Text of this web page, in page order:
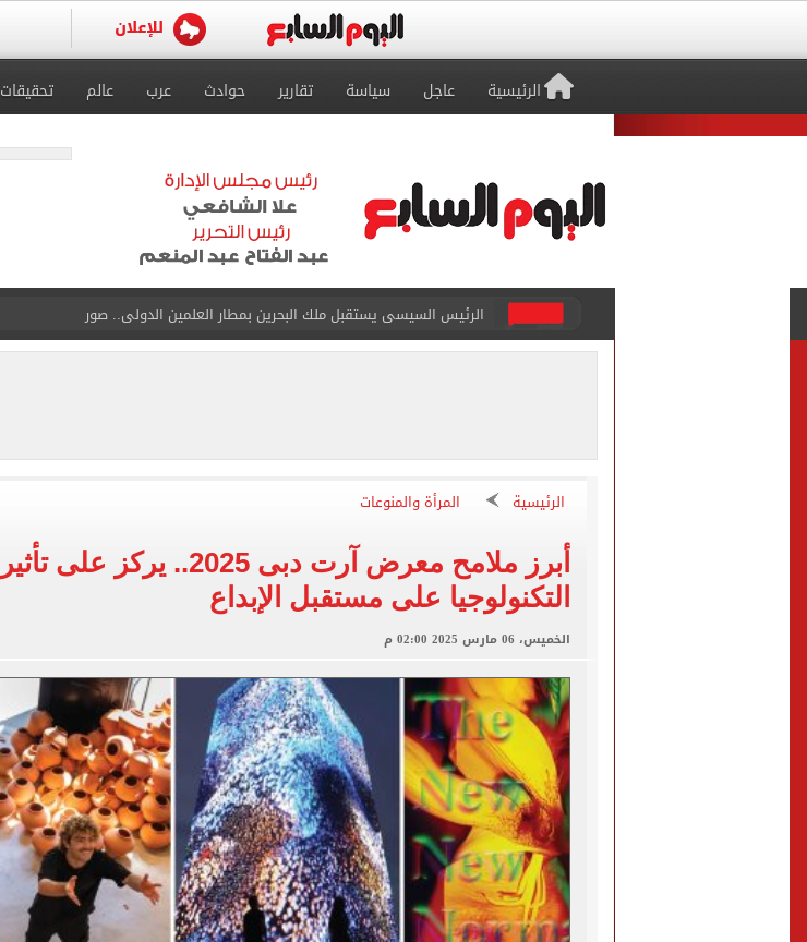
الرئيسية عاجل سياسة تقارير حوادث عرب عالم تحقيقات
الأهلى يقسو على النجوم بسداسية ودياً.. وغياب إمام عاشور
فوكس نيوز: مقتل عدة أشخاص في إطلاق نار بولاية نورث كارولينا
29 ألف طالب سجلوا رغباتهم fتنسيق المرحلة الأولى للقبول بالجامعات حتى الآن
حفلات U Arena تنطلق مع الهضبة عمرو دياب ضمن «يلا ساحل 2026» بالعلمين الجديدة
هل التربح من السوشيال ميديا حلال أم حرام؟.. أمين الفتوى يجيب «فيديو»
«يلا ساحل 2026» يقدم نموذجا جديدا للتسويق السياحى عبر المحتوى التفاعلى
الرئيسية المرأة والمنوعات
أبرز ملامح معرض آرت دبى 2025.. يركز على تأثير
التكنولوجيا على مستقبل الإبداع
الخميس، 06 مارس 2025 02:00 م